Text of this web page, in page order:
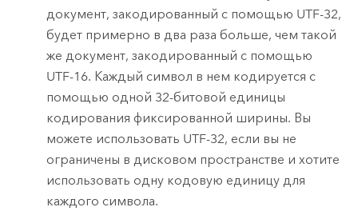
документ, закодированный с помощью UTF-32,
будет примерно в два раза больше, чем такой
же документ, закодированный с помощью
UTF-16. Каждый символ в нем кодируется с
помощью одной 32-битовой единицы
кодирования фиксированной ширины. Вы
можете использовать UTF-32, если вы не
ограничены в дисковом пространстве и хотите
использовать одну кодовую единицу для
каждого символа.